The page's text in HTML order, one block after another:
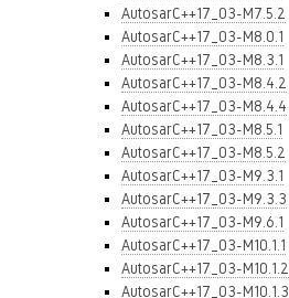
AutosarC++17_03-M7.5.2
AutosarC++17_03-M8.0.1
AutosarC++17_03-M8.3.1
AutosarC++17_03-M8.4.2
AutosarC++17_03-M8.4.4
AutosarC++17_03-M8.5.1
AutosarC++17_03-M8.5.2
AutosarC++17_03-M9.3.1
AutosarC++17_03-M9.3.3
AutosarC++17_03-M9.6.1
AutosarC++17_03-M10.1.1
AutosarC++17_03-M10.1.2
AutosarC++17_03-M10.1.3